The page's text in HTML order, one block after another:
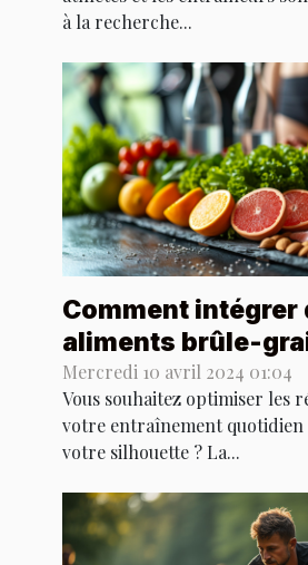
à la recherche...
Comment intégrer
aliments brûle-
votre routine
quotidienne
Mercredi 10 avril 2024 01:04
Vous souhaitez optimiser les
votre entraînement
votre silhouette ? La...